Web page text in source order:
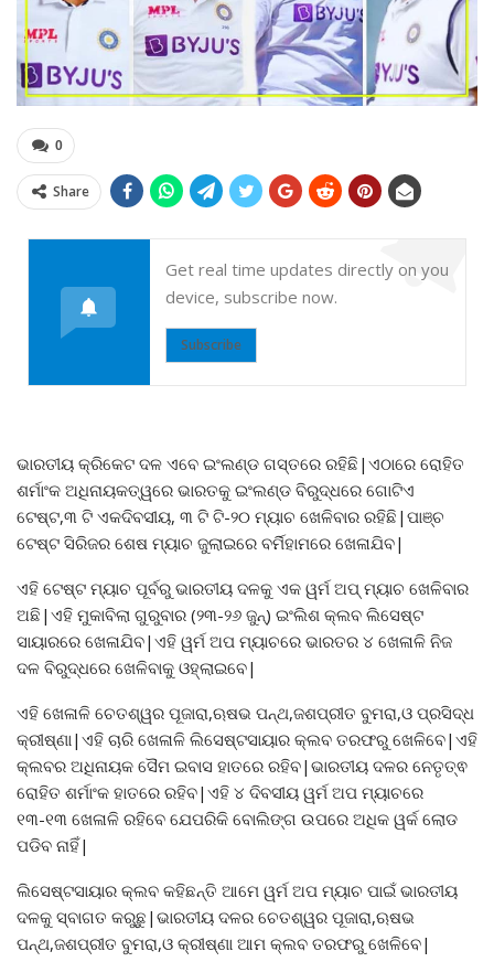
0
Share
Get real time updates directly on you
device, subscribe now.
Subscribe
ଭାରତୀୟ କ୍ରିକେଟ ଦଳ ଏବେ ଇଂଲଣ୍ଡ ଗସ୍ତରେ ରହିଛି|ଏଠାରେ ରୋହିତ
ଶର୍ମାଂକ ଅଧିନାୟକତ୍ୱରେ ଭାରତକୁ ଇଂଲଣ୍ଡ ବିରୁଦ୍ଧରେ ଗୋଟିଏ
ଟେଷ୍ଟ,୩ ଟି ଏକଦିବସୀୟ, ୩ ଟି ଟି-୨୦ ମ୍ୟାଚ ଖେଳିବାର ରହିଛି|ପାଞ୍ଚ
ଟେଷ୍ଟ ସିରିଜର ଶେଷ ମ୍ୟାଚ ଜୁଲାଇରେ ବର୍ମିହାମରେ ଖେଳାଯିବ|
ଏହି ଟେଷ୍ଟ ମ୍ୟାଚ ପୂର୍ବରୁ ଭାରତୀୟ ଦଳକୁ ଏକ ୱର୍ମ ଅପ୍ ମ୍ୟାଚ ଖେଳିବାର
ଅଛି|ଏହି ମୁକାବିଲା ଗୁରୁବାର (୨୩-୨୬ ଜୁନ୍) ଇଂଲିଶ କ୍ଲବ ଲିସେଷ୍ଟ
ସାୟାରରେ ଖେଳାଯିବ|ଏହି ୱର୍ମ ଅପ ମ୍ୟାଚରେ ଭାରତର ୪ ଖେଳାଳି ନିଜ
ଦଳ ବିରୁଦ୍ଧରେ ଖେଳିବାକୁ ଓହ୍ଲାଇବେ|
ଏହି ଖେଳାଳି ଚେତଶ୍ୱର ପୂଜାରା,ଋଷଭ ପନ୍ଥ,ଜଶପ୍ରୀତ ବୁମରା,ଓ ପ୍ରସିଦ୍ଧ
କ୍ରୀଷ୍ଣା|ଏହି ଚାରି ଖେଳାଳି ଲିସେଷ୍ଟସାୟାର କ୍ଲବ ତରଫରୁ ଖେଳିବେ|ଏହି
କ୍ଲବର ଅଧିନାୟକ ସୈମ ଇବାସ ହାତରେ ରହିବ|ଭାରତୀୟ ଦଳର ନେତୃତ୍ଵ
ରୋହିତ ଶର୍ମାଂକ ହାତରେ ରହିବ|ଏହି ୪ ଦିବସୀୟ ୱର୍ମ ଅପ ମ୍ୟାଚରେ
୧୩-୧୩ ଖେଳାଳି ରହିବେ ଯେପରିକି ବୋଲିଙ୍ଗ ଉପରେ ଅଧିକ ୱର୍କ ଲୋଡ
ପଡିବ ନାହିଁ|
ଲିସେଷ୍ଟସାୟାର କ୍ଲବ କହିଛନ୍ତି ଆମେ ୱର୍ମ ଅପ ମ୍ୟାଚ ପାଇଁ ଭାରତୀୟ
ଦଳକୁ ସ୍ବାଗତ କରୁଛୁ|ଭାରତୀୟ ଦଳର ଚେତଶ୍ୱର ପୂଜାରା,ଋଷଭ
ପନ୍ଥ,ଜଶପ୍ରୀତ ବୁମରା,ଓ କ୍ରୀଷ୍ଣା ଆମ କ୍ଲବ ତରଫରୁ ଖେଳିବେ|